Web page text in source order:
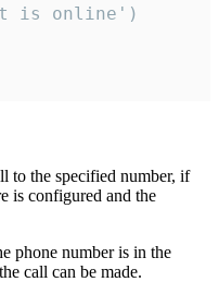
is online')
to the specified number, if
is configured and the
phone number is in the
call can be made.